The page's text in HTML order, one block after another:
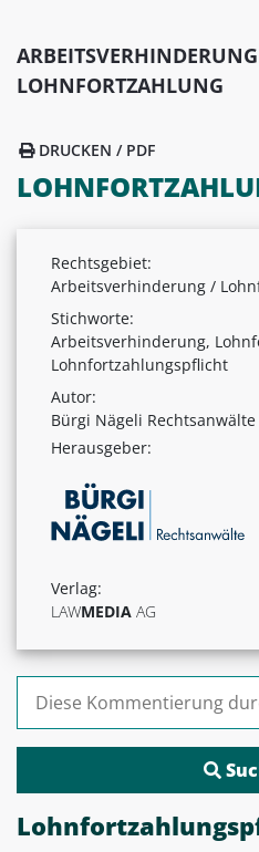
LOHNFORTZAHLUNG
DRUCKEN / PDF
Rechtsgebiet:
Arbeitsverhinderung /
Stichworte:
Arbeitsverhinderung,
Lohnfortzahlungspflicht
Autor:
Bürgi Nägeli Rechtsanwälte
Herausgeber:
Verlag:
LAWMEDIA AG
Suchen nach: